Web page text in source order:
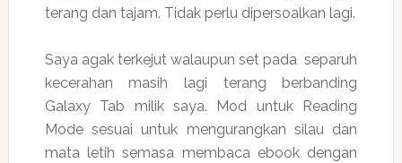
terang dan tajam. Tidak perlu dipersoalkan lagi.
Saya agak terkejut walaupun set pada separuh
kecerahan masih lagi terang berbanding
Galaxy Tab milik saya. Mod untuk Reading
Mode sesuai untuk mengurangkan silau dan
mata letih semasa membaca ebook dengan